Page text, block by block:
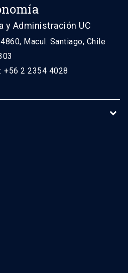
y Administración UC
Macul. Santiago, Chile
+56 2 2354 4028